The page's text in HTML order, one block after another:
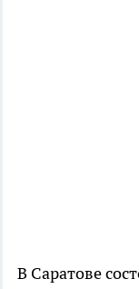
В Саратове